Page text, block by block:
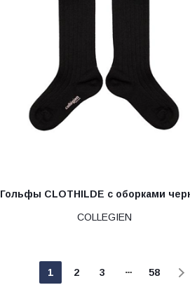
Гольфы CLOTHILDE с оборками
COLLEGIEN
1 2 3 58